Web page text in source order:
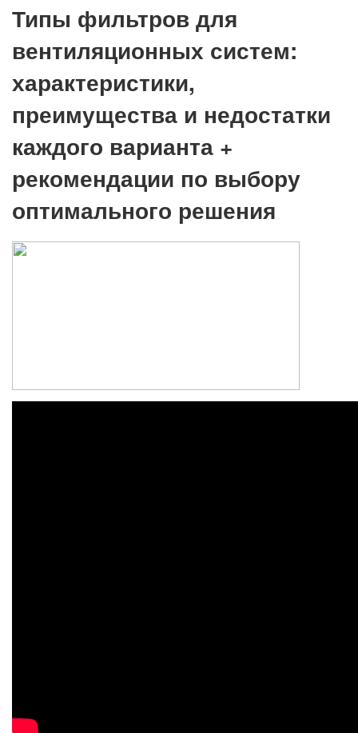
Типы фильтров для
вентиляционных систем:
характеристики,
преимущества и недостатки
каждого варианта +
рекомендации по выбору
оптимального решения